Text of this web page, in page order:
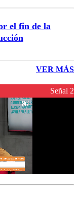
el fin de la
VER MÁS
Señal 2